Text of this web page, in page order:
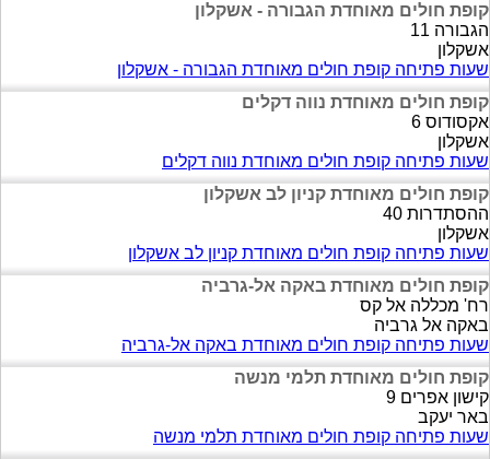
קופת חולים מאוחדת הגבורה - אשקלון
הגבורה 11
אשקלון
שעות פתיחה קופת חולים מאוחדת הגבורה - אשקלון
קופת חולים מאוחדת נווה דקלים
אקסודוס 6
אשקלון
שעות פתיחה קופת חולים מאוחדת נווה דקלים
קופת חולים מאוחדת קניון לב אשקלון
ההסתדרות 40
אשקלון
שעות פתיחה קופת חולים מאוחדת קניון לב אשקלון
קופת חולים מאוחדת באקה אל-גרביה
רח' מכללה אל קס
באקה אל גרביה
שעות פתיחה קופת חולים מאוחדת באקה אל-גרביה
קופת חולים מאוחדת תלמי מנשה
קישון אפרים 9
באר יעקב
שעות פתיחה קופת חולים מאוחדת תלמי מנשה